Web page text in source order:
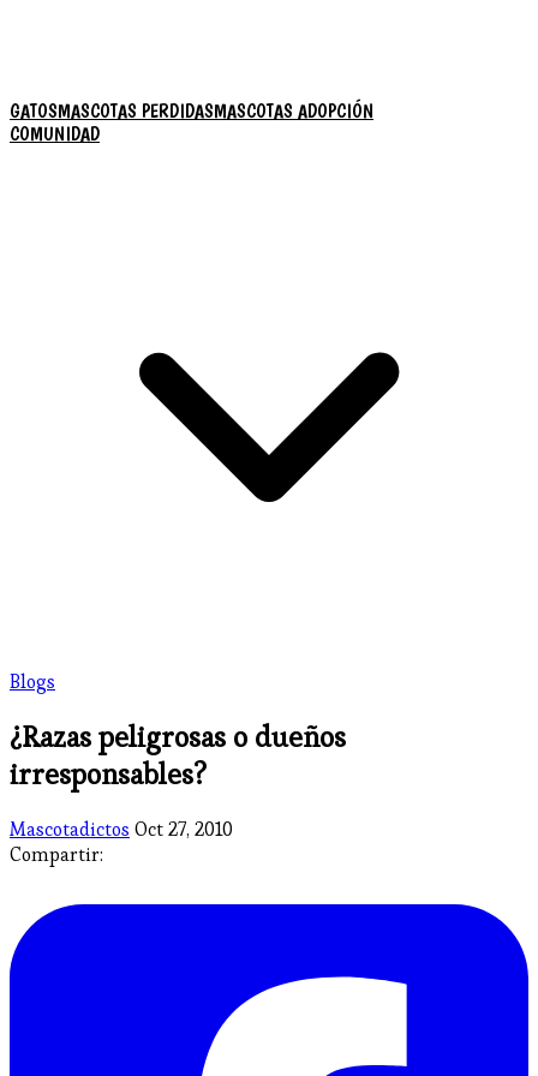
GATOSMASCOTAS PERDIDASMASCOTAS ADOPCIÓN
COMUNIDAD
Blogs
¿Razas peligrosas o dueños
irresponsables?
Mascotadictos Oct 27, 2010
Compartir: